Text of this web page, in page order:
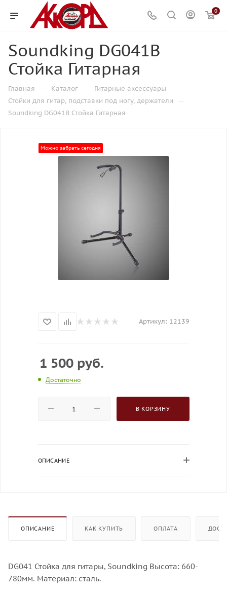
0
Soundking DG041B
Стойка Гитарная
Главная — Каталог — Гитарные аксессуары —
Стойки для гитар, подставки под ногу, держатели —
Soundking DG041B Стойка Гитарная
Можно забрать сегодня
Артикул: 12139
1 500руб.
Достаточно
В КОРЗИНУ
ОПИСАНИЕ
ОПИСАНИЕ КАК КУПИТЬ ОПЛАТА
DG041 Стойка для гитары, Soundking Высота: 660-
780мм. Материал: сталь.